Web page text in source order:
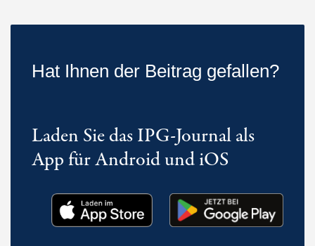
Hat Ihnen der Beitrag gefallen?
Laden Sie das IPG-Journal als
App für Android und iOS